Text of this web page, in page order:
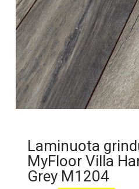
Laminuota
MyFloor Villa
Grey M1204